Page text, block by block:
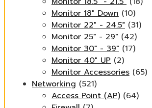
Monitor 18" Down (10)
Monitor 22" - 24.5" (31)
Monitor 25" - 29" (42)
Monitor 30" - 39" (17)
Monitor 40" UP (2)
Monitor Accessories (65)
Networking (521)
Access Point (AP) (64)